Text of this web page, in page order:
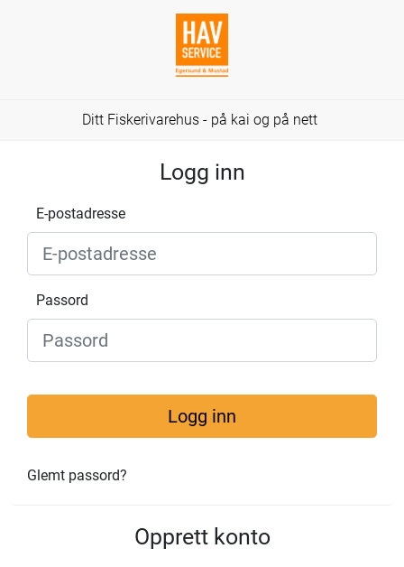
Ditt Fiskerivarehus - på kai og på nett
Logg inn
E-postadresse
Passord
Logg inn
Glemt passord?
Opprett konto